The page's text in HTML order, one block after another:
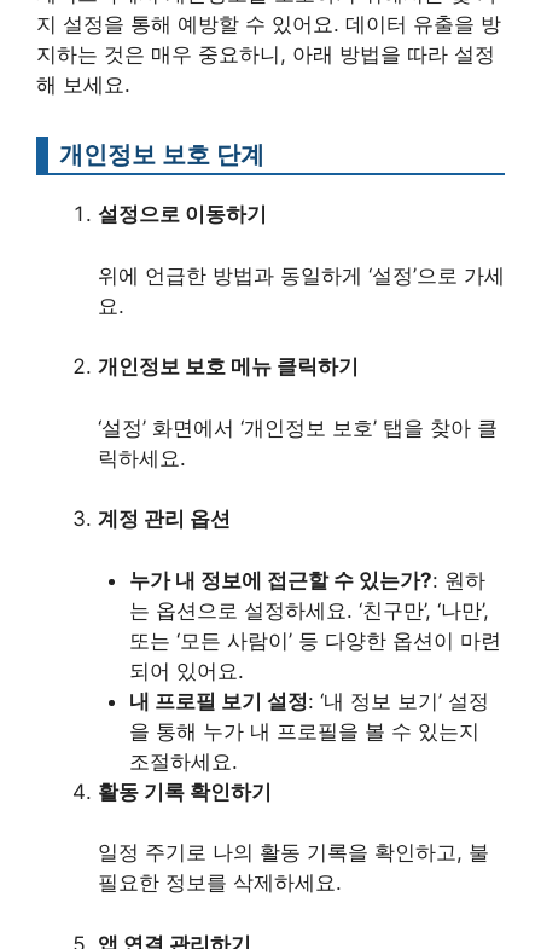
지 설정을 통해 예방할 수 있어요. 데이터 유출을 방
지하는 것은 매우 중요하니, 아래 방법을 따라 설정
해 보세요.
개인정보 보호 단계
설정으로 이동하기
위에 언급한 방법과 동일하게 ‘설정’으로 가세
요.
개인정보 보호 메뉴 클릭하기
‘설정’ 화면에서 ‘개인정보 보호’ 탭을 찾아 클
릭하세요.
계정 관리 옵션
누가 내 정보에 접근할 수 있는가?: 원하
는 옵션으로 설정하세요. ‘친구만’, ‘나만’,
또는 ‘모든 사람이’ 등 다양한 옵션이 마련
되어 있어요.
내 프로필 보기 설정: ‘내 정보 보기’ 설정
을 통해 누가 내 프로필을 볼 수 있는지
조절하세요.
활동 기록 확인하기
일정 주기로 나의 활동 기록을 확인하고, 불
필요한 정보를 삭제하세요.
앱 연결 관리하기